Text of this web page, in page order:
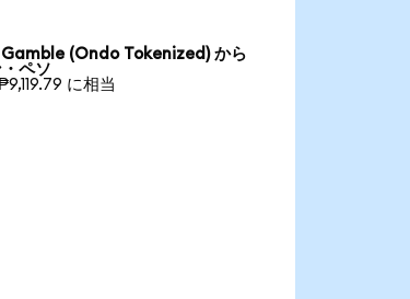
(Ondo Tokenized) から
ペソ
に相当